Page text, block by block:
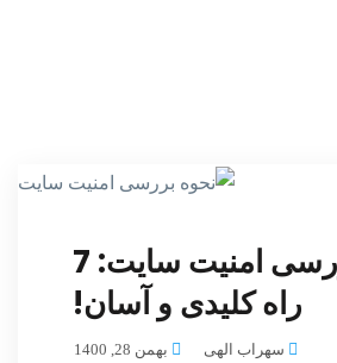
نحوه بررسی امنیت سایت: 7
راه کلیدی و آسان!
بهمن 28, 1400
سهراب الهی